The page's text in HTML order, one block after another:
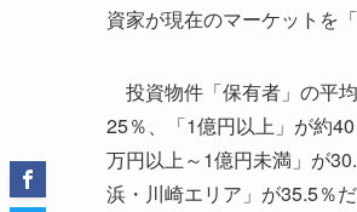
資家が現在のマーケットを
投資物件「保有者」の平
25％、「1億円以上」が約
万円以上～1億円未満」が
浜・川崎エリア」が35.5％だ